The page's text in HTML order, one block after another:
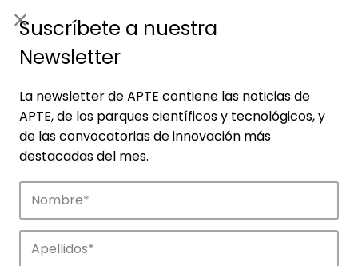
Suscríbete a nuestra
Newsletter
La newsletter de APTE contiene las noticias de
APTE, de los parques científicos y tecnológicos, y
de las convocatorias de innovación más
destacadas del mes.